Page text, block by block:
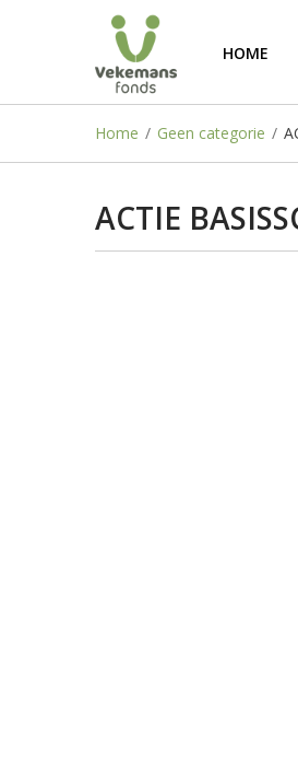
HOME
Home / Geen categorie /
ACTIE